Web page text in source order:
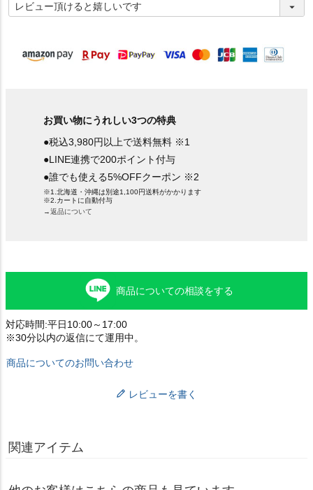
必
須
お買い物にうれしい3つの特典
●税込3,980円以上で送料無料 ※1
●LINE連携で200ポイント付与
●誰でも使える5%OFFクーポン ※2
※1.北海道・沖縄は別途1,100円送料がかかります
※2.カートに自動付与
→返品について
商品についての相談をする
対応時間:平日10:00～17:00
※30分以内の返信にて運用中。
商品についてのお問い合わせ
レビューを書く
関連アイテム